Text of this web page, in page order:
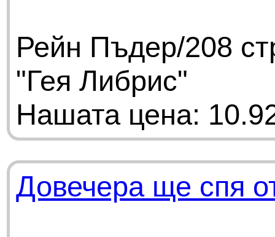
Рейн Пъдер/208
"Гея Либрис"
Нашата цена:
Довечера ще спя